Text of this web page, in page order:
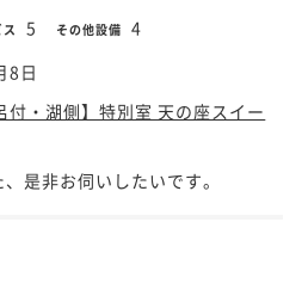
5 その他設備 4
8日
付・湖側】特別室 天の座スイー
是非お伺いしたいです。